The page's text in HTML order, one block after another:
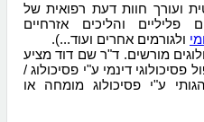
ועורך חוות דעת רפואית של
והליכים אזרחיים
ולגורמים אחרים ועוד...).
מורשים. ד"ר שם דוד מציע
דינמי ע"י פסיכולוג /
ע"י פסיכולוג מומחה או